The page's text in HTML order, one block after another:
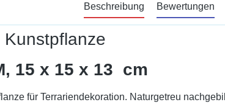
Beschreibung Bewertungen
15 x 15 x 13 cm
für Terrariendekoration. Naturgetreu